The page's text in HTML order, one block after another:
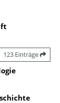
123 Einträge